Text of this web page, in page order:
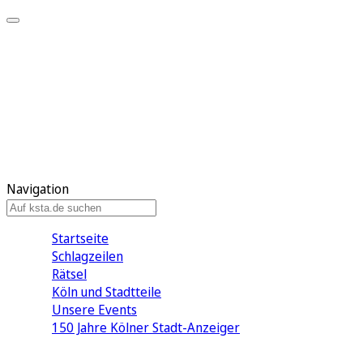
Navigation
Startseite
Schlagzeilen
Rätsel
Köln und Stadtteile
Unsere Events
150 Jahre Kölner Stadt-Anzeiger